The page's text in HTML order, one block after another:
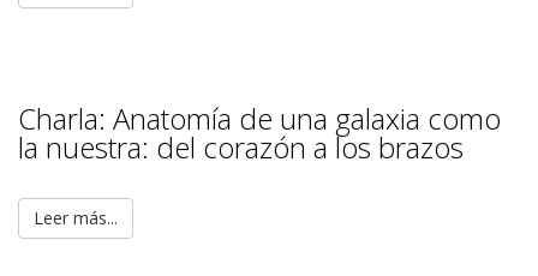
Charla: Anatomía de una galaxia como
la nuestra: del corazón a los brazos
Leer más...